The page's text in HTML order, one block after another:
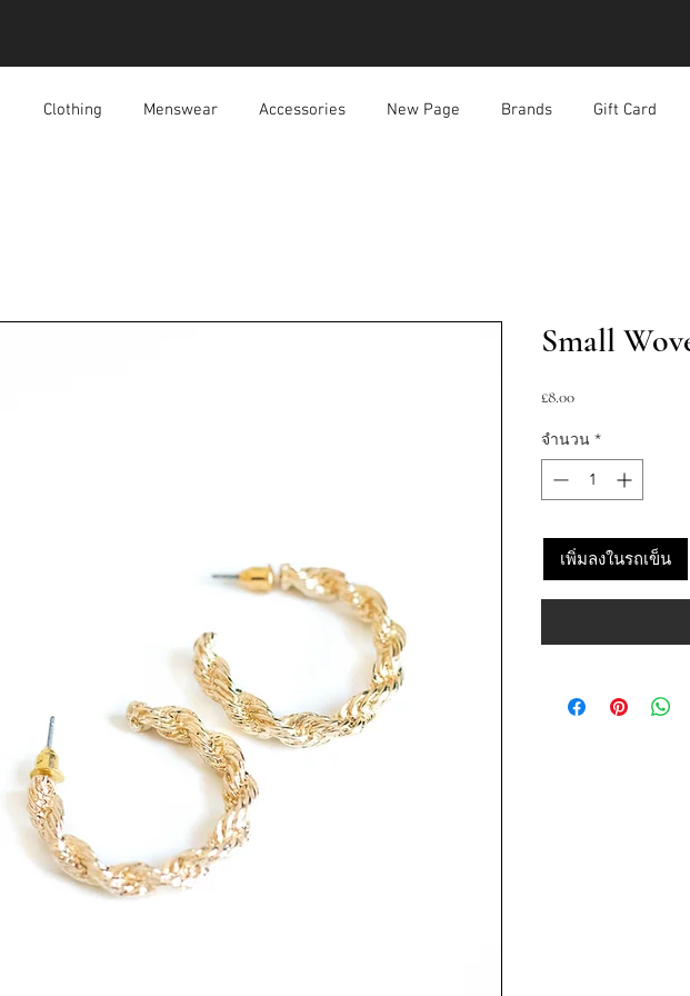
Clothing Menswear Accessories New Page Brands Gift Card
Small
£8.00ราคา
จำนวน *
เพิ่มลงในรถเข็น